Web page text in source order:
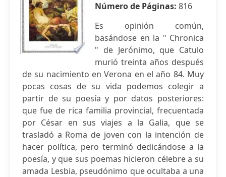
Número de Páginas: 816
Es opinión común,
basándose en la " Chronica
" de Jerónimo, que Catulo
murió treinta años después
de su nacimiento en Verona en el año 84. Muy
pocas cosas de su vida podemos colegir a
partir de su poesía y por datos posteriores:
que fue de rica familia provincial, frecuentada
por César en sus viajes a la Galia, que se
trasladó a Roma de joven con la intención de
hacer política, pero terminó dedicándose a la
poesía, y que sus poemas hicieron célebre a su
amada Lesbia, pseudónimo que ocultaba a una